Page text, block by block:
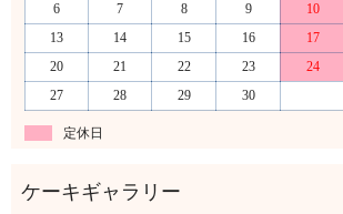
6
7 8 9 10
13
14 15 16 17
20
21 22 23 24
27
28 29 30
定休日